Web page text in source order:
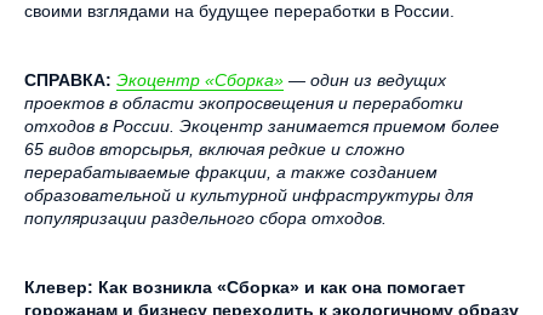
своими взглядами на будущее переработки в России.
СПРАВКА: Экоцентр «Сборка» — один из ведущих
проектов в области экопросвещения и переработки
отходов в России. Экоцентр занимается приемом более
65 видов вторсырья, включая редкие и сложно
перерабатываемые фракции, а также созданием
образовательной и культурной инфраструктуры для
популяризации раздельного сбора отходов.
Клевер: Как возникла «Сборка» и как она помогает
горожанам и бизнесу переходить к экологичному образу